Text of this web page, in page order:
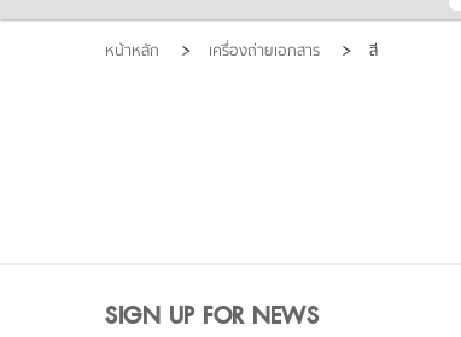
หน้าหลัก เครื่องถ่ายเอกสาร สี
SIGN UP FOR NEWS